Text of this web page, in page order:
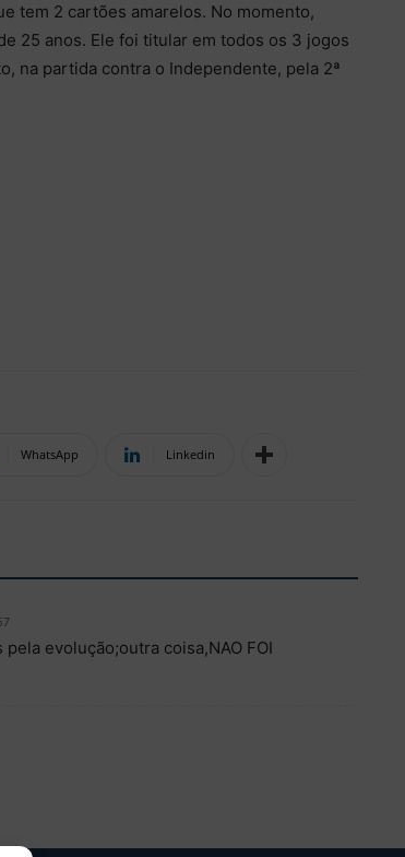
tem 2 cartões amarelos. No momento,
25 anos. Ele foi titular em todos os 3 jogos
na partida contra o Independente, pela 2ª
WhatsApp Linkedin
evolução;outra coisa,NAO FOI